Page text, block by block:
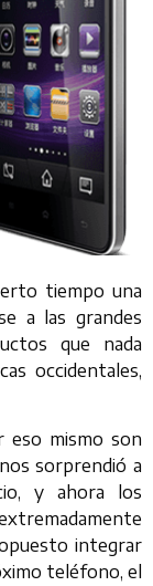
tiempo una
a las grandes
que nada
occidentales,
eso mismo son
sorprendió a
y ahora los
integrar
teléfono, el